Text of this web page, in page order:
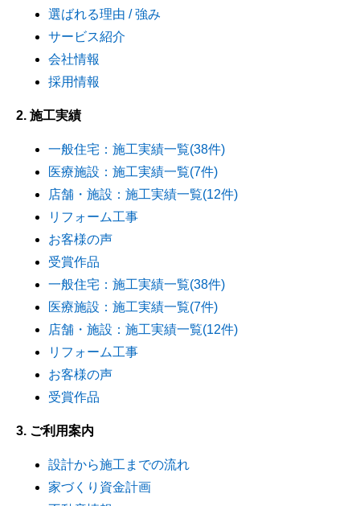
選ばれる理由 / 強み
サービス紹介
会社情報
採用情報
2. 施工実績
一般住宅：施工実績一覧(38件)
医療施設：施工実績一覧(7件)
店舗・施設：施工実績一覧(12件)
リフォーム工事
お客様の声
受賞作品
一般住宅：施工実績一覧(38件)
医療施設：施工実績一覧(7件)
店舗・施設：施工実績一覧(12件)
リフォーム工事
お客様の声
受賞作品
3. ご利用案内
設計から施工までの流れ
家づくり資金計画